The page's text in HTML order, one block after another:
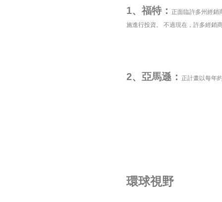
1、福特：
正面臨許多州經銷
施進行投資。 不過現在，許多經銷
2、亞馬遜： 正計畫以每年
環球視野